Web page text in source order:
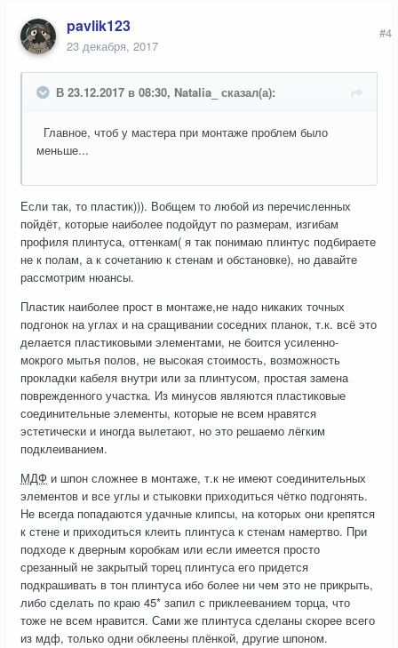
pavlik123
23 декабря, 2017
#4
В 23.12.2017 в 08:30, Natalia_ сказал(а):
Главное, чтоб у мастера при монтаже проблем было
меньше...
Если так, то пластик))). Вобщем то любой из перечисленных
пойдёт, которые наиболее подойдут по размерам, изгибам
профиля плинтуса, оттенкам( я так понимаю плинтус подбираете
не к полам, а к сочетанию к стенам и обстановке), но давайте
рассмотрим нюансы.
Пластик наиболее прост в монтаже,не надо никаких точных
подгонок на углах и на сращивании соседних планок, т.к. всё это
делается пластиковыми элементами, не боится усиленно-
мокрого мытья полов, не высокая стоимость, возможность
прокладки кабеля внутри или за плинтусом, простая замена
поврежденного участка. Из минусов являются пластиковые
соединительные элементы, которые не всем нравятся
эстетически и иногда вылетают, но это решаемо лёгким
подклеиванием.
МДФ и шпон сложнее в монтаже, т.к не имеют соединительных
элементов и все углы и стыковки приходиться чётко подгонять.
Не всегда попадаются удачные клипсы, на которых они крепятся
к стене и приходиться клеить плинтуса к стенам намертво. При
подходе к дверным коробкам или если имеется просто
срезанный не закрытый торец плинтуса его придется
подкрашивать в тон плинтуса ибо более ни чем это не прикрыть,
либо сделать по краю 45* запил с приклееванием торца, что
тоже не всем нравится. Сами же плинтуса сделаны скорее всего
из мдф, только одни обклеены плёнкой, другие шпоном.